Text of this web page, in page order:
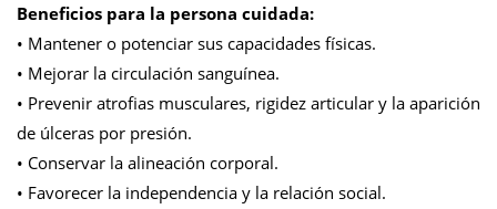
Beneficios para la persona cuidada:
• Mantener o potenciar sus capacidades físicas.
• Mejorar la circulación sanguínea.
• Prevenir atrofias musculares, rigidez articular y la aparición
de úlceras por presión.
• Conservar la alineación corporal.
• Favorecer la independencia y la relación social.